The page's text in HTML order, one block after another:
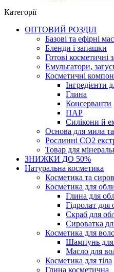
Категорії
ОПТОВИЙ РОЗДІЛ
Базові та ефірні
Бленди і запашки
Готові косметичні
Емульгатори,
Косметичні
Інгредієнти
Глина
Консерванти
ПАР
Силікони й
Основа для мила
Рослинні СО2
Товар для
ЗНИЖКИ ДО 50%
Натуральна косметика
Косметика та
Косметика для
Глина для
Гідролат для
Скраб для
Сироватка
Косметика для
Шампунь для
Масло для
Косметика для тіла
Глина косметична